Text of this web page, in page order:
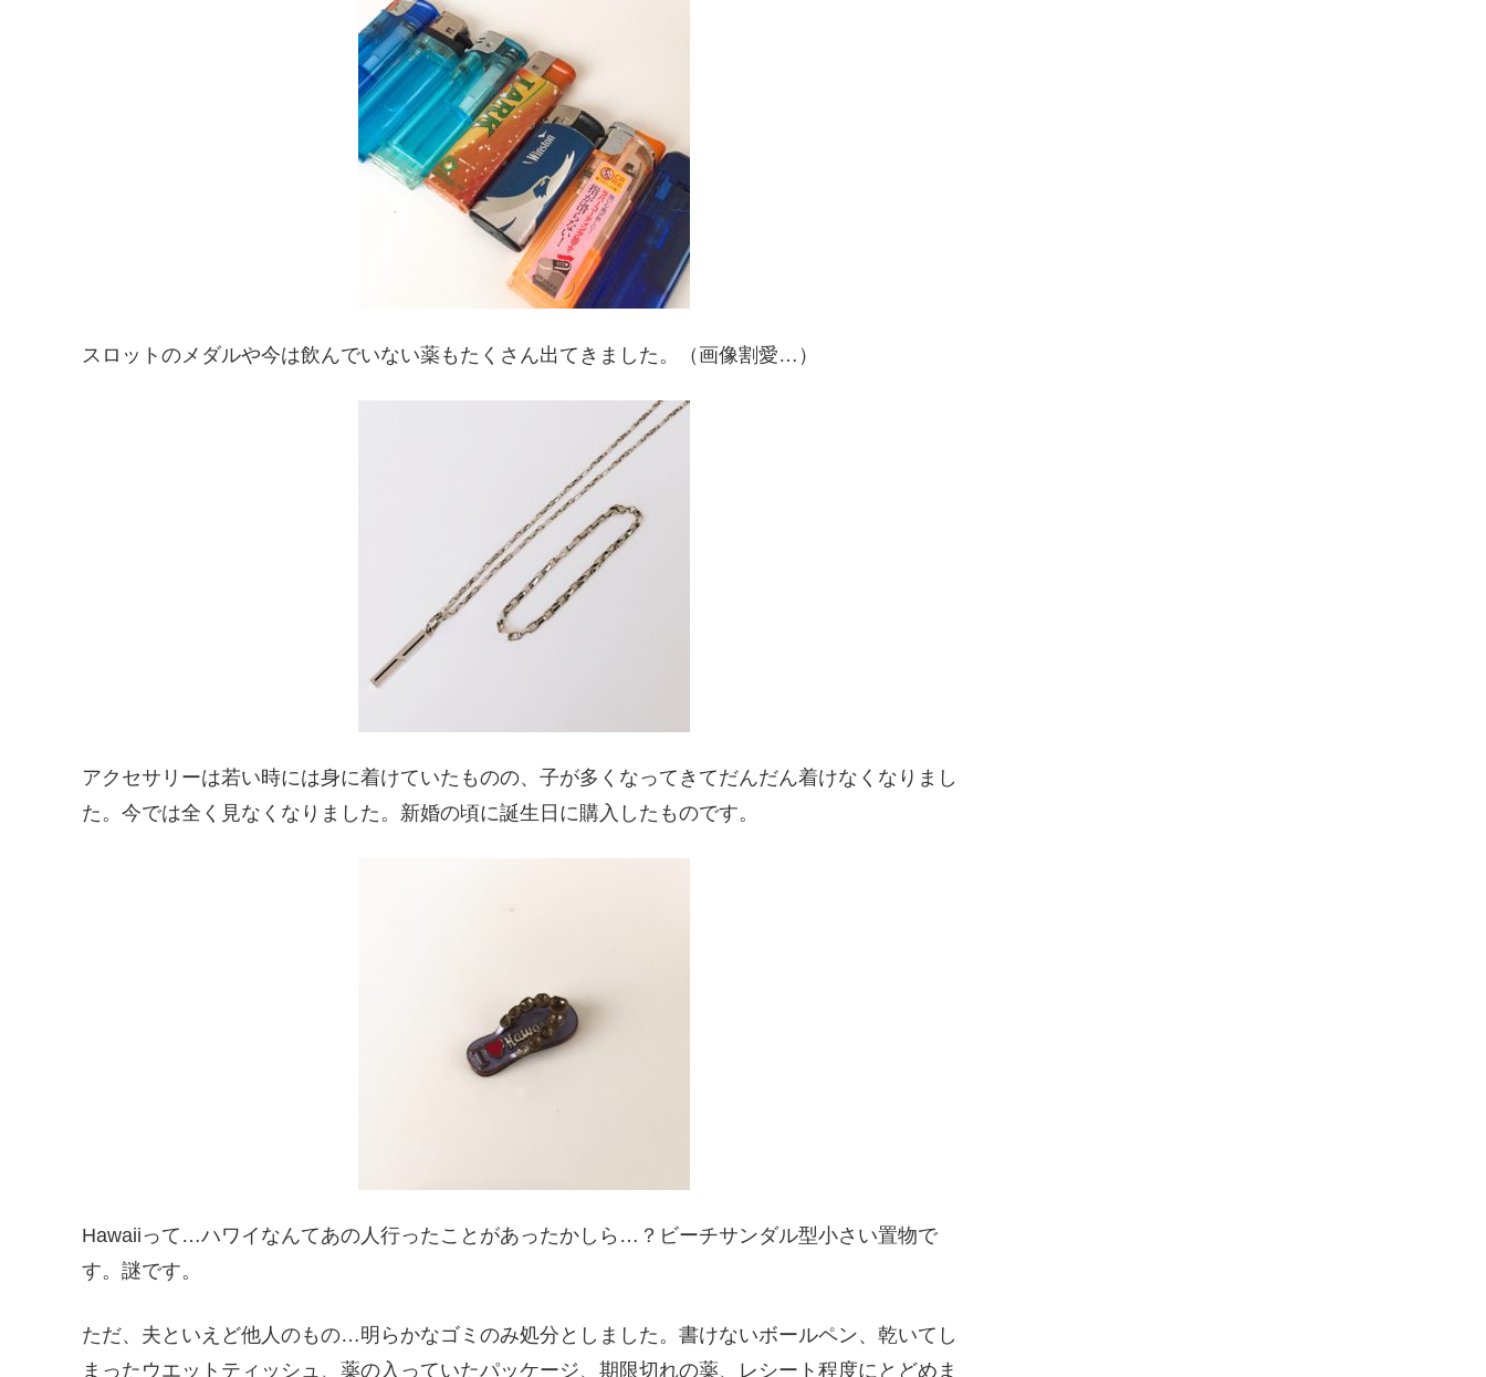
スロットのメダルや今は飲んでいない薬もたくさん出てきました。（画像割愛…）
アクセサリーは若い時には身に着けていたものの、子が多くなってきてだんだん着けなくなりまし
た。今では全く見なくなりました。新婚の頃に誕生日に購入したものです。
Hawaiiって…ハワイなんてあの人行ったことがあったかしら…？ビーチサンダル型小さい置物で
す。謎です。
ただ、夫といえど他人のもの…明らかなゴミのみ処分としました。書けないボールペン、乾いてし
まったウエットティッシュ、薬の入っていたパッケージ、期限切れの薬、レシート程度にとどめま